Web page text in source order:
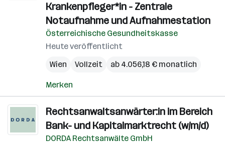
Krankenpfleger*in - Zentrale
Notaufnahme und Aufnahmestation
Österreichische Gesundheitskasse
Heute veröffentlicht
Wien
Vollzeit ab 4.056,18 € monatlich
Merken
Rechtsanwaltsanwärter:in im Bereich
Bank- und Kapitalmarktrecht (w/m/d)
DORDA Rechtsanwälte GmbH